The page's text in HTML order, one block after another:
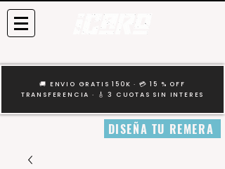
🚚 ENVIO GRATIS 150K · 💳 15 % OFF
TRANSFERENCIA · 🎸 3 CUOTAS SIN INTERES
DISEÑA TU REMERA